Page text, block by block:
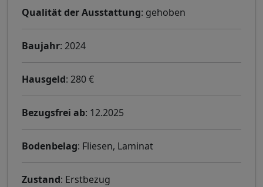
Qualität der Ausstattung: gehoben
Baujahr: 2024
Hausgeld: 280 €
Bezugsfrei ab: 12.2025
Bodenbelag: Fliesen, Laminat
Zustand: Erstbezug